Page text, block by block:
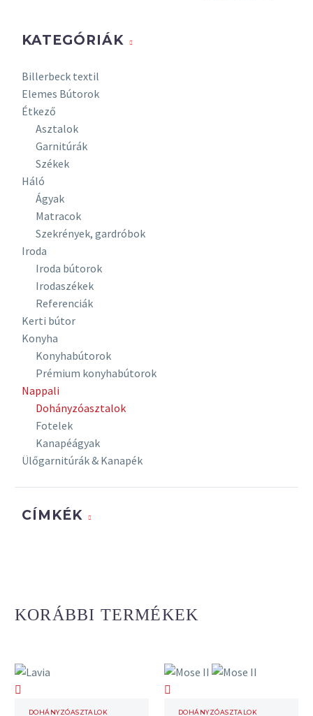
KATEGÓRIÁK
Billerbeck textil
Elemes Bútorok
Étkező
Asztalok
Garnitúrák
Székek
Háló
Ágyak
Matracok
Szekrények, gardróbok
Iroda
Iroda bútorok
Irodaszékek
Referenciák
Kerti bútor
Konyha
Konyhabútorok
Prémium konyhabútorok
Nappali
Dohányzóasztalok
Fotelek
Kanapéágyak
Ülőgarnitúrák & Kanapék
CÍMKÉK
KORÁBBI TERMÉKEK
Lavia
DOHÁNYZÓASZTALOK
Mose
DOHÁNYZÓASZTALOK